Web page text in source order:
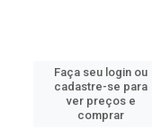
Faça seu login ou
cadastre-se para
ver preços e
comprar